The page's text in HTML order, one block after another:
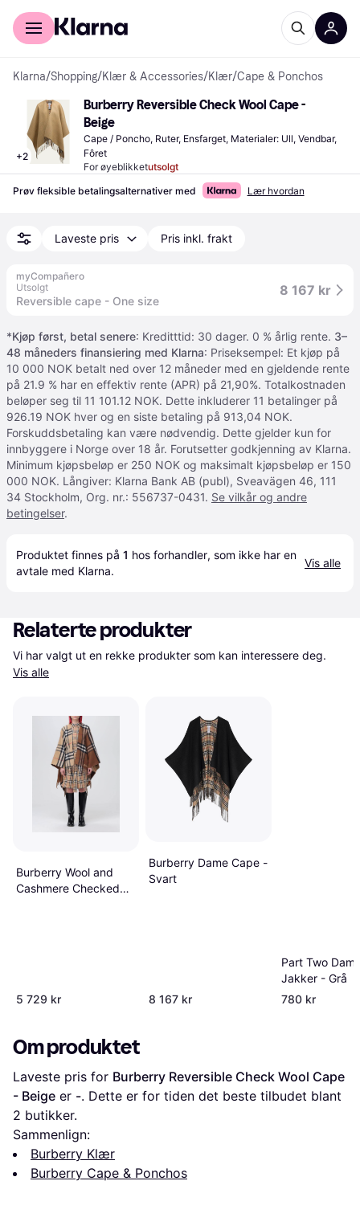
For kunder
Klarna/Shopping/Klær & Accessories/Klær/Cape & Ponchos
+2
Burberry Reversible Check Wool Cape -
Beige
Cape / Poncho, Ruter, Ensfarget, Materialer: Ull, Vendbar,
Fôret
For øyeblikketutsolgt
Prøv fleksible betalingsalternativer med
Lær hvordan
Laveste pris Pris inkl. frakt
myCompañero
Utsolgt
Reversible cape - One size
8 167 kr
*Kjøp først, betal senere: Kreditttid: 30 dager. 0 % årlig rente. 3–
48 måneders finansiering med Klarna: Priseksempel: Et kjøp på
10 000 NOK betalt ned over 12 måneder med en gjeldende rente
på 21.9 % har en effektiv rente (APR) på 21,90%. Totalkostnaden
beløper seg til 11 101.12 NOK. Dette inkluderer 11 betalinger på
926.19 NOK hver og en siste betaling på 913,04 NOK.
Forskuddsbetaling kan være nødvendig. Dette gjelder kun for
innbyggere i Norge over 18 år. Forutsetter godkjenning av Klarna.
Minimum kjøpsbeløp er 250 NOK og maksimalt kjøpsbeløp er 150
000 NOK. Långiver: Klarna Bank AB (publ), Sveavägen 46, 111
34 Stockholm, Org. nr.: 556737-0431. Se vilkår og andre
betingelser.
Produktet finnes på 1 hos forhandler, som ikke har en
avtale med Klarna.
Vis alle
Relaterte produkter
Vis alle
Burberry Wool and
Cashmere Checked
5 729 kr
Burberry Dame Cape -
Svart
8 167 kr
Part Two
Jakker - Grå
780 kr
Om produktet
Laveste pris for Burberry Reversible Check Wool Cape
- Beige er -
2 butikker.
Sammenlign:
Burberry Klær
Burberry Cape & Ponchos